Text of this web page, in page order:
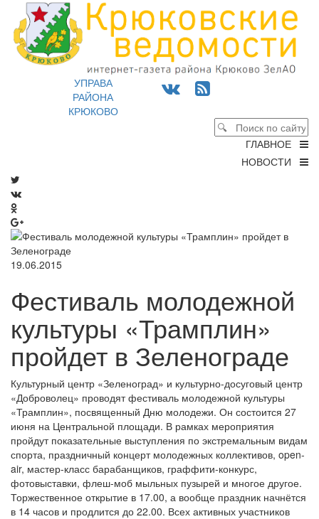
УПРАВА
РАЙОНА
КРЮКОВО
ГЛАВНОЕ
НОВОСТИ
19.06.2015
Фестиваль молодежной
культуры «Трамплин»
пройдет в Зеленограде
Культурный центр «Зеленоград» и культурно-досуговый центр
«Доброволец» проводят фестиваль молодежной культуры
«Трамплин», посвященный Дню молодежи. Он состоится 27
июня на Центральной площади. В рамках мероприятия
пройдут показательные выступления по экстремальным видам
спорта, праздничный концерт молодежных коллективов, open-
air, мастер-класс барабанщиков, граффити-конкурс,
фотовыставки, флеш-моб мыльных пузырей и многое другое.
Торжественное открытие в 17.00, а вообще праздник начнётся
в 14 часов и продлится до 22.00. Всех активных участников